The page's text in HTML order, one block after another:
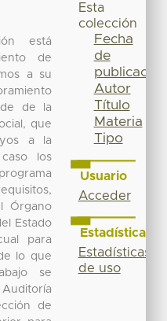
está
de
a su
de la
que
a la
los
Órgano
Estado
para
lo que
se
de
Esta
colección
Fecha
de
publicación
Autor
Título
Materia
Tipo
Usuario
Acceder
Estadísticas
Estadísticas
de uso